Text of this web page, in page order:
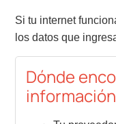
Si tu internet
los datos que
Dónde